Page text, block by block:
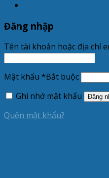
Đăng nhập
Tên tài khoản hoặc địa chỉ
Mật khẩu *Bắt buộc
Ghi nhớ mật khẩu
Đăng
Quên mật khẩu?